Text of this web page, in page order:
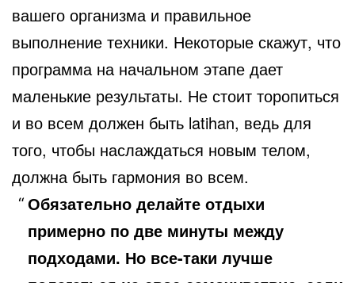
вашего организма и правильное
выполнение техники. Некоторые скажут, что
программа на начальном этапе дает
маленькие результаты. Не стоит торопиться
и во всем должен быть latihan, ведь для
того, чтобы наслаждаться новым телом,
должна быть гармония во всем.
Обязательно делайте отдыхи
примерно по две минуты между
подходами. Но все-таки лучше